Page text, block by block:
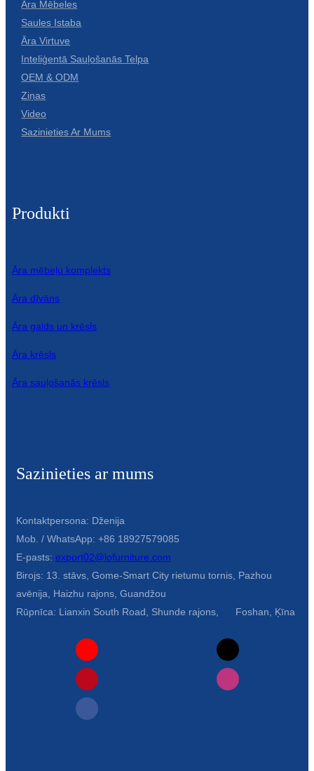
Āra Mēbeles
Saules Istaba
Āra Virtuve
Inteliģentā Sauļošanās Telpa
OEM & ODM
Ziņas
Video
Sazinieties Ar Mums
Produkti
Āra mēbeļu komplekts
Āra dīvāns
Āra galds un krēsls
Āra krēsls
Āra sauļošanās krēsls
Sazinieties ar mums
Kontaktpersona: Dženija
Mob. / WhatsApp: +86 18927579085
E-pasts: export02@lofurniture.com
Birojs: 13. stāvs, Gome-Smart City rietumu tornis, Pazhou
avēnija, Haizhu rajons, Guandžou
Rūpnīca: Lianxin South Road, Shunde rajons, Foshan, Ķīna